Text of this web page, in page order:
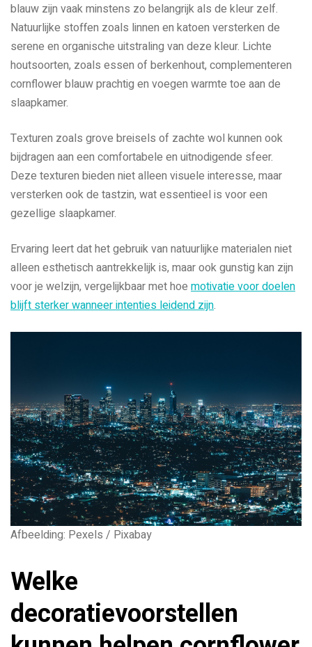
blauw zijn vaak minstens zo belangrijk als de kleur zelf.
Natuurlijke stoffen zoals linnen en katoen versterken de
serene en organische uitstraling van deze kleur. Lichte
houtsoorten, zoals essen of berkenhout, complementeren
cornflower blauw prachtig en voegen warmte toe aan de
slaapkamer.
Texturen zoals grove breisels of zachte wol kunnen ook
bijdragen aan een comfortabele en uitnodigende sfeer.
Deze texturen bieden niet alleen visuele interesse, maar
versterken ook de tastzin, wat essentieel is voor een
gezellige slaapkamer.
Ervaring leert dat het gebruik van natuurlijke materialen niet
alleen esthetisch aantrekkelijk is, maar ook gunstig kan zijn
voor je welzijn, vergelijkbaar met hoe motivatie voor doelen
blijft sterker wanneer intenties leidend zijn.
Afbeelding: Pexels / Pixabay
Welke
decoratievoorstellen